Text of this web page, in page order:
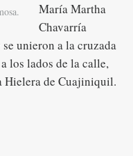
María Martha
Chavarría
unieron a la cruzada
los lados de la calle,
Hielera de Cuajiniquil.